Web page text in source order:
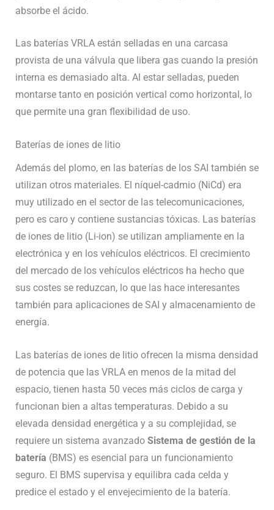
absorbe el ácido.
Las baterías VRLA están selladas en una carcasa
provista de una válvula que libera gas cuando la presión
interna es demasiado alta. Al estar selladas, pueden
montarse tanto en posición vertical como horizontal, lo
que permite una gran flexibilidad de uso.
Baterías de iones de litio
Además del plomo, en las baterías de los SAI también se
utilizan otros materiales. El níquel-cadmio (NiCd) era
muy utilizado en el sector de las telecomunicaciones,
pero es caro y contiene sustancias tóxicas. Las baterías
de iones de litio (Li-ion) se utilizan ampliamente en la
electrónica y en los vehículos eléctricos. El crecimiento
del mercado de los vehículos eléctricos ha hecho que
sus costes se reduzcan, lo que las hace interesantes
también para aplicaciones de SAI y almacenamiento de
energía.
Las baterías de iones de litio ofrecen la misma densidad
de potencia que las VRLA en menos de la mitad del
espacio, tienen hasta 50 veces más ciclos de carga y
funcionan bien a altas temperaturas. Debido a su
elevada densidad energética y a su complejidad, se
requiere un sistema avanzado Sistema de gestión de la
batería (BMS) es esencial para un funcionamiento
seguro. El BMS supervisa y equilibra cada celda y
predice el estado y el envejecimiento de la batería.